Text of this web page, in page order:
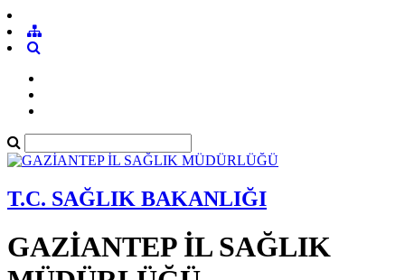
T.C. SAĞLIK BAKANLIĞI
GAZİANTEP İL SAĞLIK